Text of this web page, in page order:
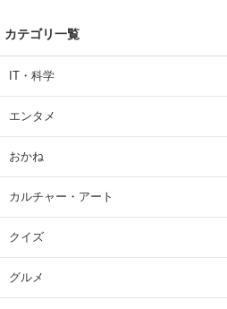
カテゴリ一覧
IT・科学
エンタメ
おかね
カルチャー・アート
クイズ
グルメ